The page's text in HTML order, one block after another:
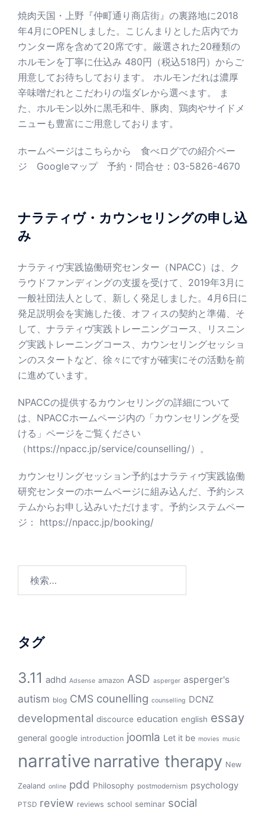
焼肉天国・上野『仲町通り商店街』の裏路地に2018
年4月にOPENしました。こじんまりとした店内でカ
ウンター席を含めて20席です。厳選された20種類の
ホルモンを丁寧に仕込み 480円（税込518円）からご
用意してお待ちしております。 ホルモンだれは濃厚
辛味噌だれとこだわりの塩ダレから選べます。 ま
た、ホルモン以外に黒毛和牛、豚肉、鶏肉やサイドメ
ニューも豊富にご用意しております。
ホームページはこちらから
食べログでの紹介ペー
ジ
Googleマップ予約・問合せ：03-5826-4670
ナラティヴ・カウンセリングの申し込
み
ナラティヴ実践協働研究センター（NPACC）は、ク
ラウドファンディングの支援を受けて、2019年3月に
一般社団法人として、新しく発足しました。4月6日に
発足説明会を実施した後、オフィスの契約と準備、そ
して、ナラティヴ実践トレーニングコース、リスニン
グ実践トレーニングコース、カウンセリングセッショ
ンのスタートなど、徐々にですが確実にその活動を前
に進めています。
NPACCの提供するカウンセリングの詳細について
は、NPACCホームページ内の「カウンセリングを受
ける」ページをご覧ください
（https://npacc.jp/service/counselling/）。
カウンセリングセッション予約はナラティヴ実践協働
研究センターのホームページに組み込んだ、予約シス
テムからお申し込みいただけます。予約システムペー
ジ： https://npacc.jp/booking/
タグ
3.11 adhd Adsense amazon ASD asperger asperger's
autism blog CMS counelling counselling DCNZ
developmental discource education english essay
general google introduction joomla Let it be movies music
narrative narrative therapy New
Zealand online pdd Philosophy postmodernism psychology
PTSD review reviews school seminar social